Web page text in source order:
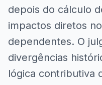
depois do cálculo
impactos diretos
dependentes. O
divergências
lógica contributiva